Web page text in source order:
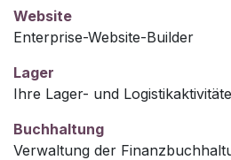
Website
Enterprise-Website-Builder
Lager
Ihre Lager- und
Buchhaltung
Verwaltung der